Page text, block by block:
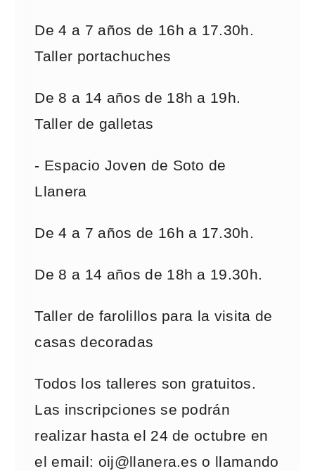
De 4 a 7 años de 16h a 17.30h.
Taller portachuches
De 8 a 14 años de 18h a 19h.
Taller de galletas
- Espacio Joven de Soto de
Llanera
De 4 a 7 años de 16h a 17.30h.
De 8 a 14 años de 18h a 19.30h.
Taller de farolillos para la visita de
casas decoradas
Todos los talleres son gratuitos.
Las inscripciones se podrán
realizar hasta el 24 de octubre en
el email: oij@llanera.es o llamando